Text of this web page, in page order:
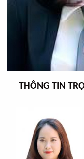
THÔNG TIN